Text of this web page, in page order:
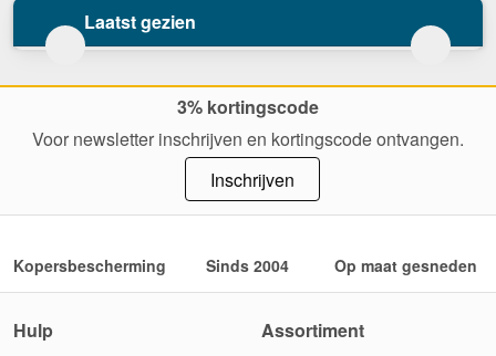
Laatst gezien
3% kortingscode
Voor newsletter inschrijven en kortingscode ontvangen.
Inschrijven
Kopersbescherming Sinds 2004 Op maat gesneden
Hulp
Assortiment